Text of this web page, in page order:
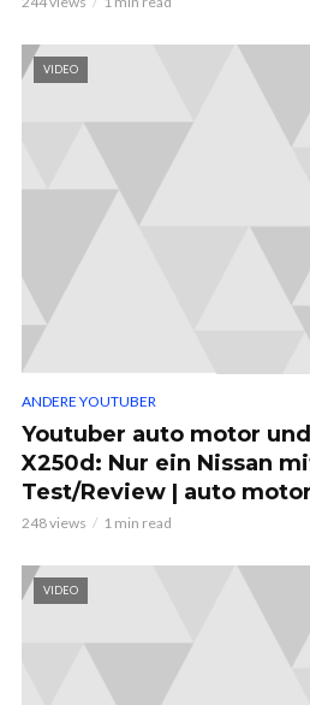
VIDEO
ANDERE YOUTUBER
Youtuber auto motor
X250d: Nur ein Nissan
Test/Review | auto
248 views 1 min read
VIDEO